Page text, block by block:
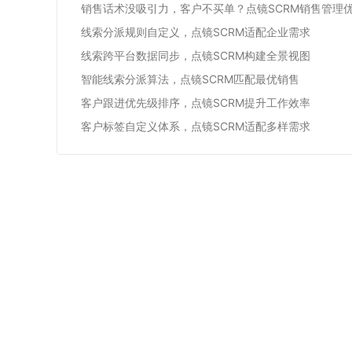
销售话术没吸引力，客户不买单？点镜SCRM销售管理
线索分派规则自定义，点镜SCRM适配企业需求
线索跨平台数据同步，点镜SCRM构建全景视图
智能线索分派算法，点镜SCRM匹配最优销售
客户跟进优先级排序，点镜SCRM提升工作效率
客户标签自定义体系，点镜SCRM适配多样需求